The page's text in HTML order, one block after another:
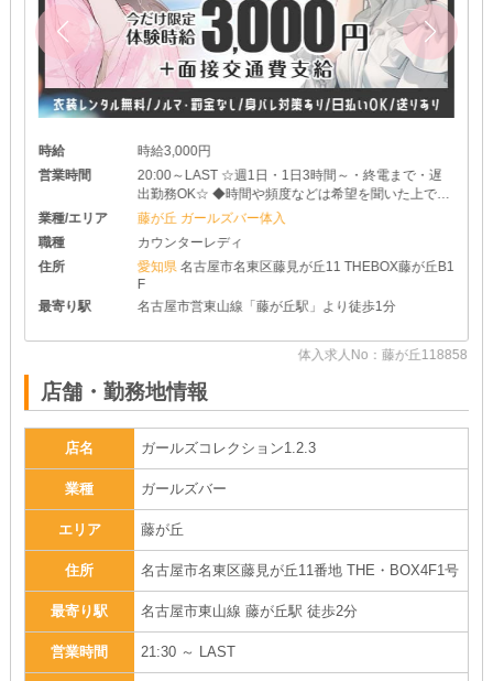
時給
時給3,000円
営業時間
20:00～LAST ☆週1日・1日3時間～・終電まで・遅
出勤務OK☆ ◆時間や頻度などは希望を聞いた上で決
めさせて頂きます♪ ◆レギュラー出勤ももちろんOK
業種/エリア
藤が丘 ガールズバー体入
職種
カウンターレディ
住所
愛知県 名古屋市名東区藤見が丘11 THEBOX藤が丘B1
F
最寄り駅
名古屋市営東山線「藤が丘駅」より徒歩1分
体入求人No：藤が丘118858
店舗・勤務地情報
店名 ガールズコレクション1.2.3
業種 ガールズバー
エリア 藤が丘
住所 名古屋市名東区藤見が丘11番地 THE・BOX4F1号
最寄り駅 名古屋市東山線 藤が丘駅 徒歩2分
営業時間 21:30 ～ LAST